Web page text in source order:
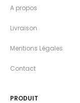
A propos
Livraison
Mentions Légales
Contact
PRODUIT